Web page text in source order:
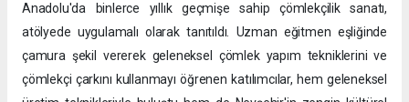
Anadolu'da binlerce yıllık geçmişe sahip çömlekçilik sanatı,
atölyede uygulamalı olarak tanıtıldı. Uzman eğitmen eşliğinde
çamura şekil vererek geleneksel çömlek yapım tekniklerini ve
çömlekçi çarkını kullanmayı öğrenen katılımcılar, hem geleneksel